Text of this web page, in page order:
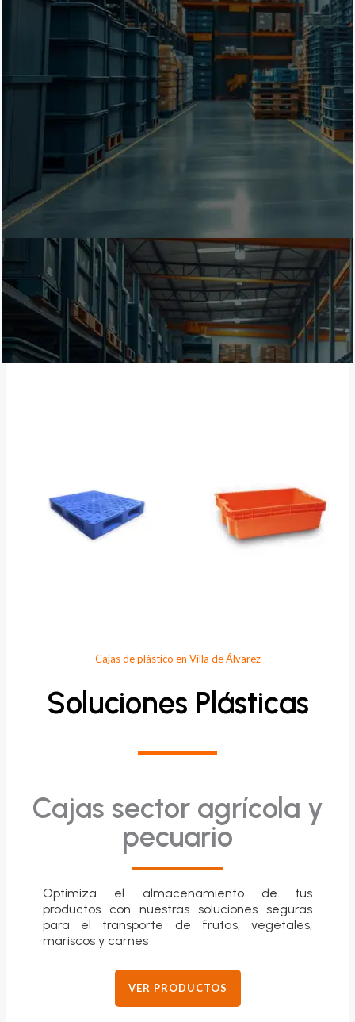
Cajas de plástico en Villa de Álvarez
Soluciones Plásticas
Cajas sector agrícola y
pecuario
Optimiza el almacenamiento de tus
productos con nuestras soluciones seguras
para el transporte de frutas, vegetales,
mariscos y carnes
VER PRODUCTOS